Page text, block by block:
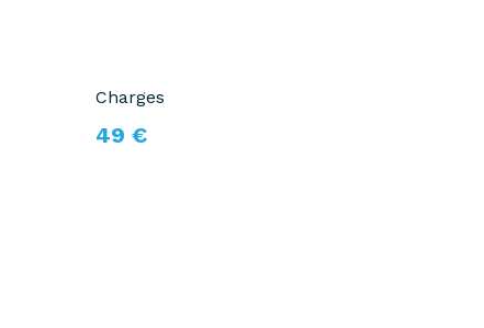
Charges
49 €